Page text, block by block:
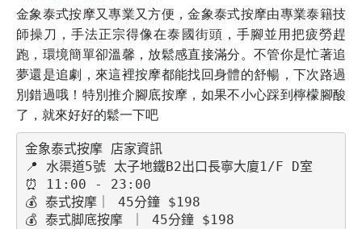
金象泰式按摩又專業又方便，金象泰式按摩由專業泰籍技
師操刀，手法正宗得像在泰國街頭，手腳並用把疲勞趕
跑，環境簡單卻溫馨，放鬆感直接滿分。不管你是忙著追
夢還是追劇，來這裡按摩都能找回身體的舒暢，下次路過
別錯過哦！特別推介腳底按摩，如果不小心踩到檸檬腳酸
了，就來好好的鬆一下吧
金象泰式按摩 店家資訊
📍 水渠道5號 太子地鐵B2出口長寧大廈1/F D室
⏰ 11:00 - 23:00
💰 泰式按摩｜ 45分鐘 $198
💰 泰式脚底按摩 ｜ 45分鐘 $198